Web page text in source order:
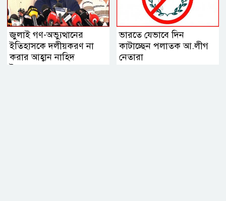
জুলাই গণ-অভ্যুত্থানের
ইতিহাসকে দলীয়করণ না
করার আহ্বান নাহিদ
ইসলামের
ভারতে যেভাবে দিন
কাটাচ্ছেন পলাতক আ.লীগ
নেতারা